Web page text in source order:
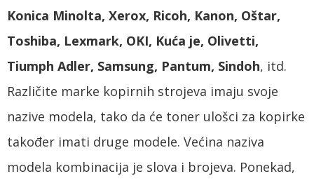
Konica Minolta, Xerox, Ricoh, Kanon, Oštar,
Toshiba, Lexmark, OKI, Kuća je, Olivetti,
Tiumph Adler, Samsung, Pantum, Sindoh, itd.
Različite marke kopirnih strojeva imaju svoje
nazive modela, tako da će toner ulošci za kopirke
također imati druge modele. Većina naziva
modela kombinacija je slova i brojeva. Ponekad,